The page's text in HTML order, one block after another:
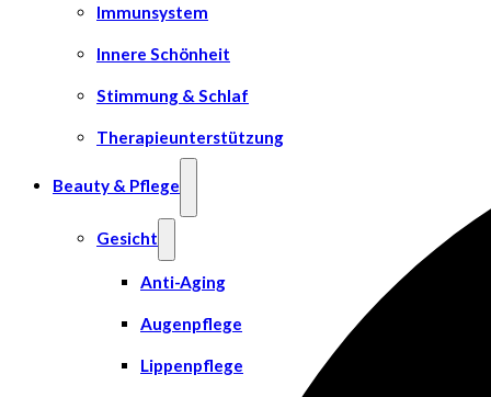
Immunsystem
Innere Schönheit
Stimmung & Schlaf
Therapieunterstützung
Beauty & Pflege
Gesicht
Anti-Aging
Augenpflege
Lippenpflege